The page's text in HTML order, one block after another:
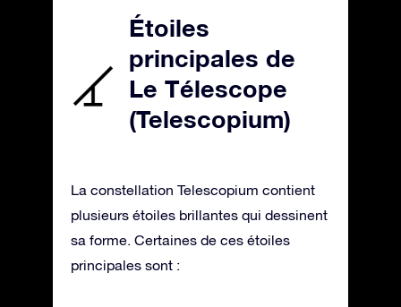
Étoiles
principales de
Le Télescope
(Telescopium)
La constellation Telescopium contient
plusieurs étoiles brillantes qui dessinent
sa forme. Certaines de ces étoiles
principales sont :